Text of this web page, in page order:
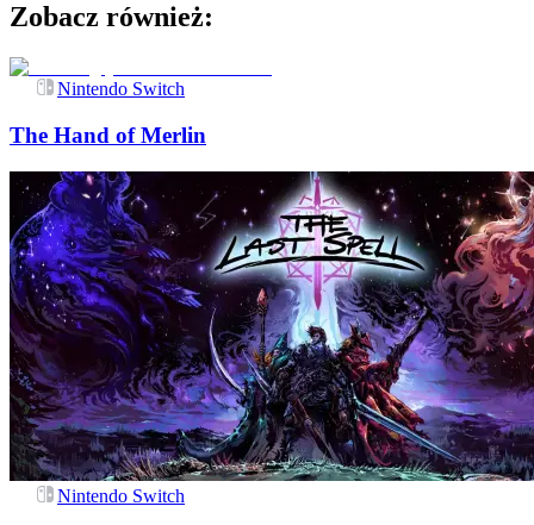
Zobacz również:
Nintendo Switch
The Hand of Merlin
Nintendo Switch